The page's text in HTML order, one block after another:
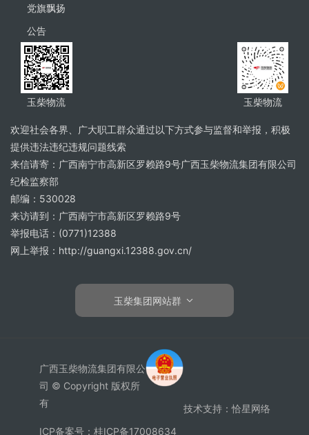
党旗飘扬
公告
玉柴物流 玉柴物流
欢迎社会各界、广大职工群众通过以下方式参与监督和举报，积极
提供违法违纪违规问题线索
来信请寄：广西南宁市高新区罗赖路9号广西玉柴物流集团有限公司
纪检监察部
邮编：530028
来访请到：广西南宁市高新区罗赖路9号
举报电话：(0771)12388
网上举报：http://guangxi.12388.gov.cn/
玉柴集团网站群
广西玉柴物流集团有限公
司 © Copyright 版权所
有
ICP备案号：桂ICP备17008634
技术支持：恰星网络